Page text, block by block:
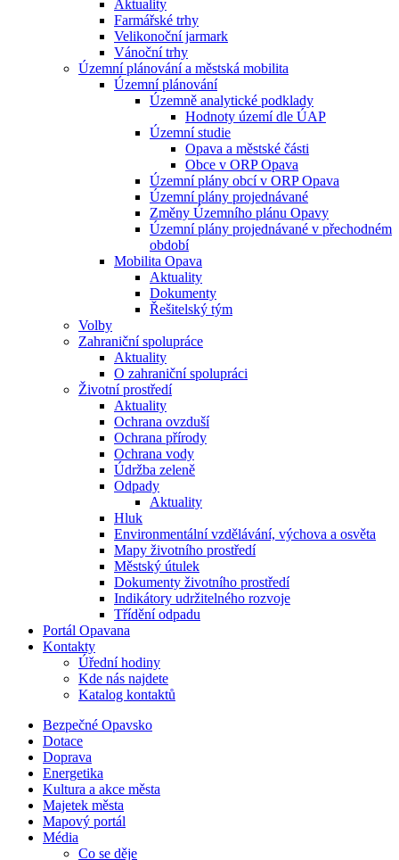
Aktuality
Farmářské trhy
Velikonoční jarmark
Vánoční trhy
Územní plánování a městská mobilita
Územní plánování
Územně analytické podklady
Hodnoty území dle ÚAP
Územní studie
Opava a městské části
Obce v ORP Opava
Územní plány obcí v ORP Opava
Územní plány projednávané
Změny Územního plánu Opavy
Územní plány projednávané v přechodném
období
Mobilita Opava
Aktuality
Dokumenty
Řešitelský tým
Volby
Zahraniční spolupráce
Aktuality
O zahraniční spolupráci
Životní prostředí
Aktuality
Ochrana ovzduší
Ochrana přírody
Ochrana vody
Údržba zeleně
Odpady
Aktuality
Hluk
Environmentální vzdělávání, výchova a osvěta
Mapy životního prostředí
Městský útulek
Dokumenty životního prostředí
Indikátory udržitelného rozvoje
Třídění odpadu
Portál Opavana
Kontakty
Úřední hodiny
Kde nás najdete
Katalog kontaktů
Bezpečné Opavsko
Dotace
Doprava
Energetika
Kultura a akce města
Majetek města
Mapový portál
Média
Co se děje